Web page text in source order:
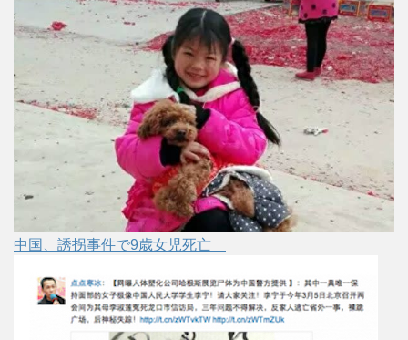
中国、誘拐事件で9歳女児死亡